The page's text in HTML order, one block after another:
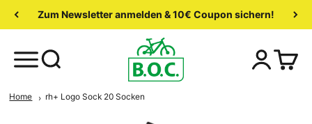
Zum Newsletter anmelden & 10€ Coupon sichern!
Home rh+ Logo Sock 20 Socken